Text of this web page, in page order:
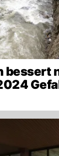
bessert